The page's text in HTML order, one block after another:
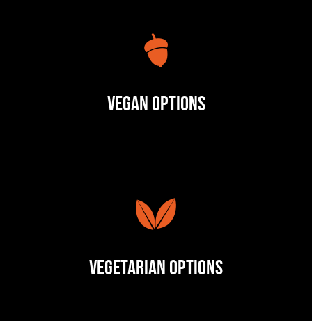
Vegan Options
Vegetarian Options